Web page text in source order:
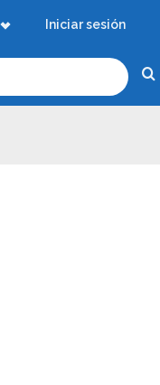
Iniciar sesión